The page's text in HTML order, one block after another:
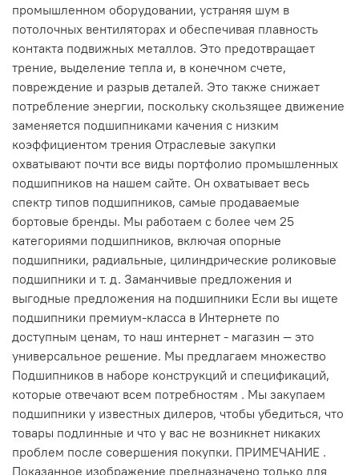
промышленном оборудовании, устраняя шум в
потолочных вентиляторах и обеспечивая плавность
контакта подвижных металлов. Это предотвращает
трение, выделение тепла и, в конечном счете,
повреждение и разрыв деталей. Это также снижает
потребление энергии, поскольку скользящее движение
заменяется подшипниками качения с низким
коэффициентом трения Отраслевые закупки
охватывают почти все виды портфолио промышленных
подшипников на нашем сайте. Он охватывает весь
спектр типов подшипников, самые продаваемые
бортовые бренды. Мы работаем с более чем 25
категориями подшипников, включая опорные
подшипники, радиальные, цилиндрические роликовые
подшипники и т. д. Заманчивые предложения и
выгодные предложения на подшипники Если вы ищете
подшипники премиум-класса в Интернете по
доступным ценам, то наш интернет - магазин — это
универсальное решение. Мы предлагаем множество
Подшипников в наборе конструкций и спецификаций,
которые отвечают всем потребностям . Мы закупаем
подшипники у известных дилеров, чтобы убедиться, что
товары подлинные и что у вас не возникнет никаких
проблем после совершения покупки. ПРИМЕЧАНИЕ .
Показанное изображение предназначено только для